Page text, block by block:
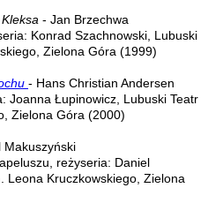
- Jan Brzechwa
Konrad Szachnowski, Lubuski
Zielona Góra (1999)
- Hans Christian Andersen
Joanna Łupinowicz, Lubuski Teatr
Zielona Góra (2000)
Makuszyński
reżyseria: Daniel
Leona Kruczkowskiego, Zielona